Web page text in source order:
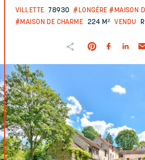
VILLETTE 78930 #LONGÈRE #MAISON
#MAISON DE CHARME 224 M² VENDU